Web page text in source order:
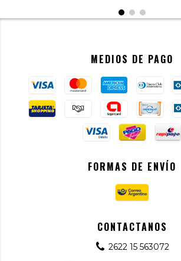
MEDIOS DE PAGO
FORMAS DE ENVÍO
CONTACTANOS
2622 15 563072